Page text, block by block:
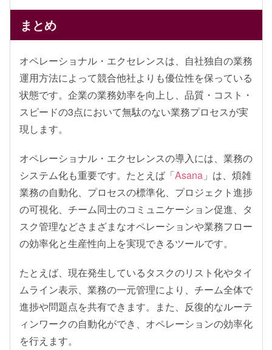
まとめ
オペレーショナル・エクセレンスは、自社独自の業務
運用方法によって競合他社よりも優位性を保っている
状態です。企業の業務効率を向上し、品質・コスト・
スピードの3点において無駄のない業務プロセスが実
現します。
オペレーショナル・エクセレンスの導入には、業務の
システム化も重要です。たとえば「Asana 」は、煩雑
業務の自動化、プロセスの標準化、プロジェクト進捗
の可視化、チーム同士のコミュニケーション促進、タ
スク管理などさまざまなオペレーションや業務フロー
の効率化と生産性向上を実現できるツールです。
たとえば、現在発生しているタスクのリスト化やタイ
ムライン表示、業務の一元管理により、チーム全体で
進捗や問題点を共有できます。また、反復的なルーテ
ィンワークの自動化ができ、オペレーションの効率化
を行えます。